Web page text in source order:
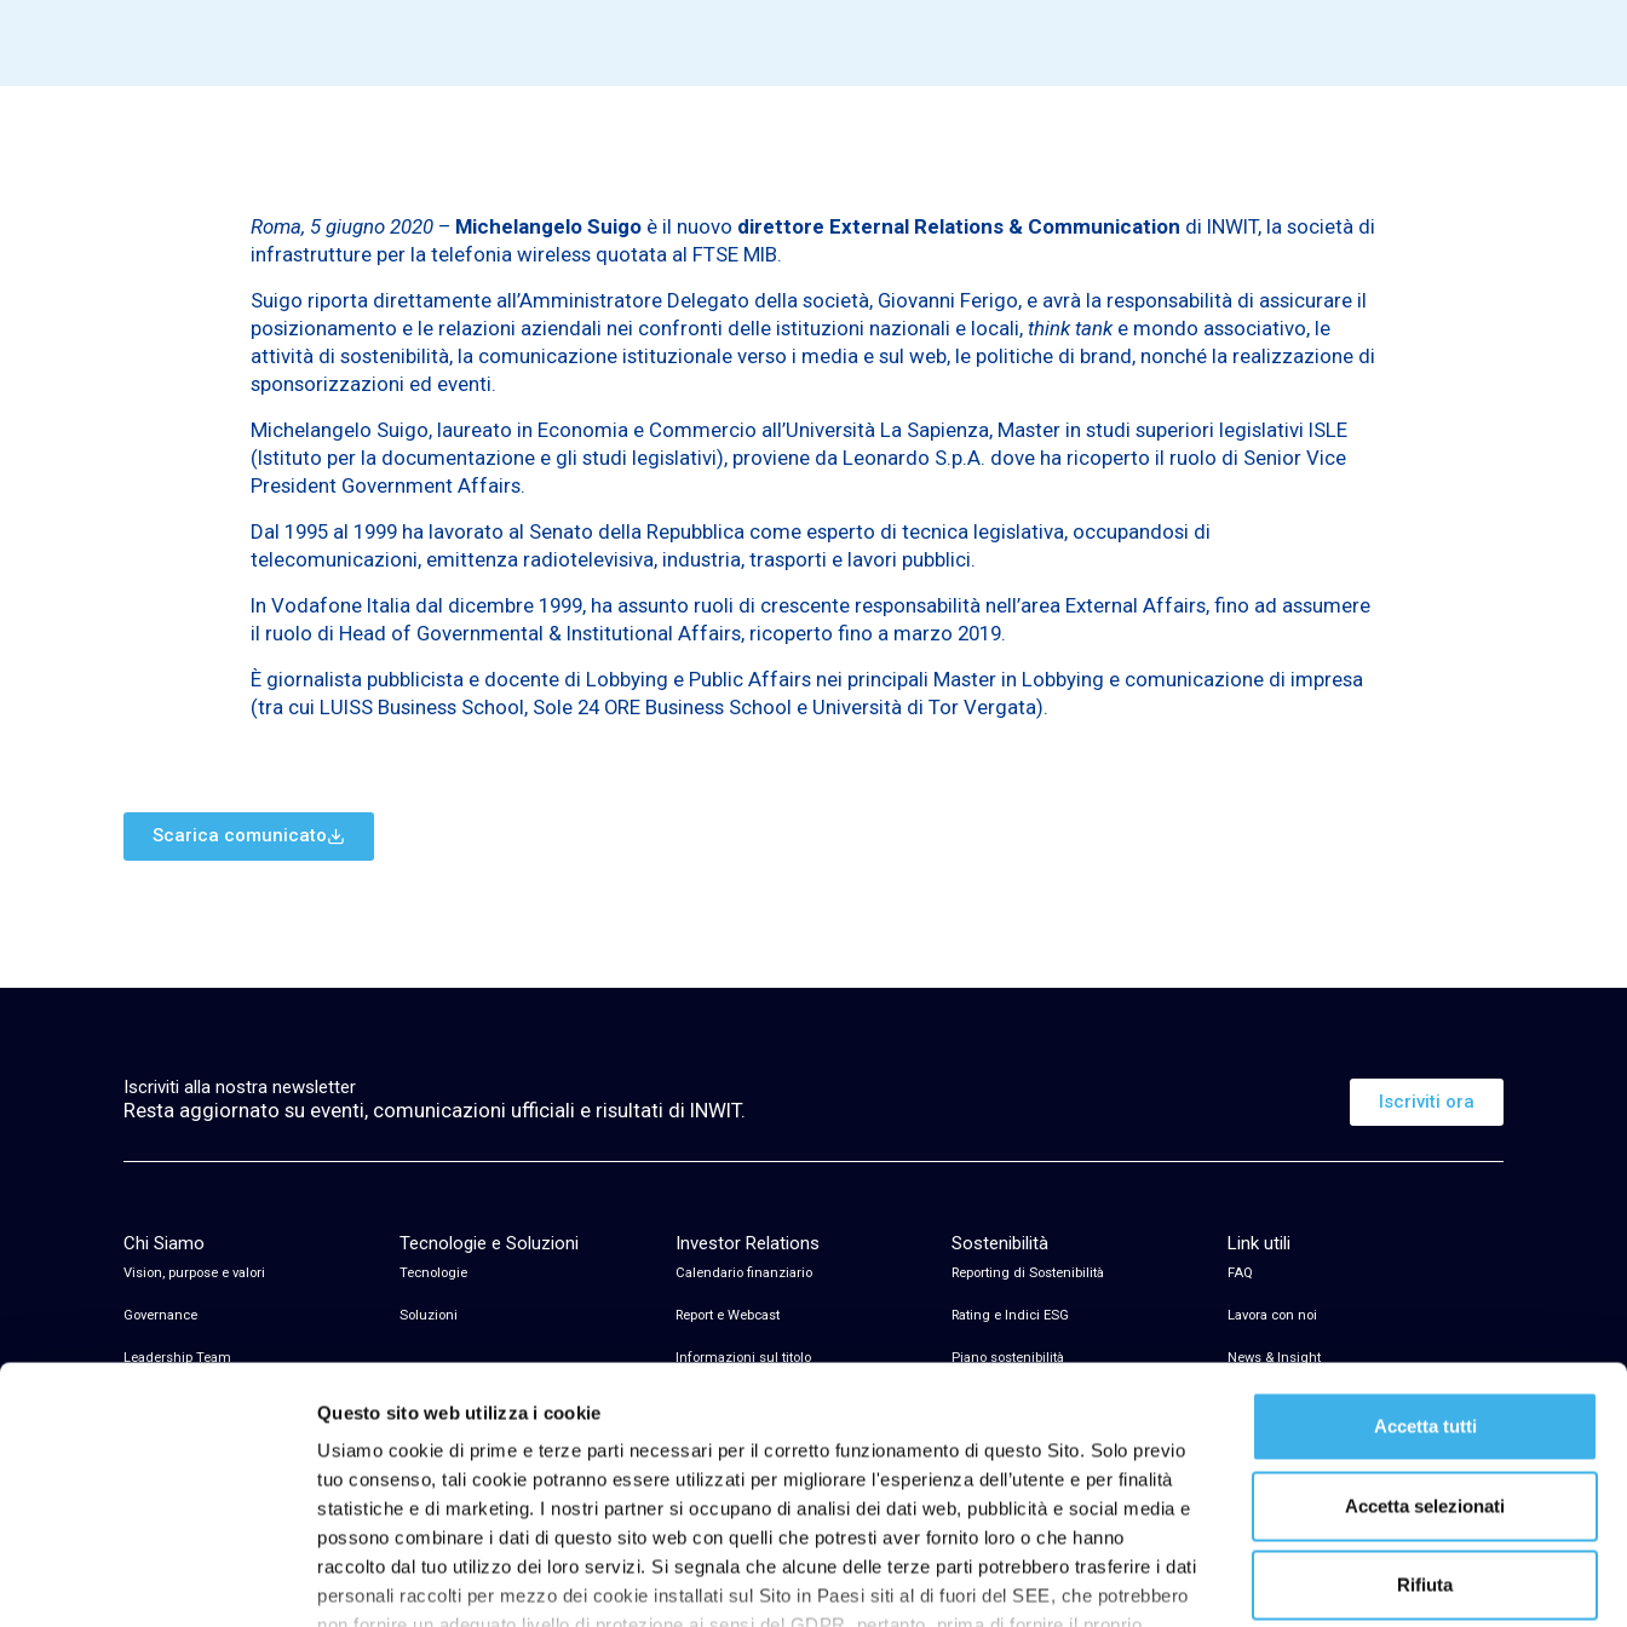
Questo sito web utilizza i cookie
Usiamo cookie di prime e terze parti necessari per il corretto funzionamento di questo Sito. Solo previo
tuo consenso, tali cookie potranno essere utilizzati per migliorare l'esperienza dell’utente e per finalità
statistiche e di marketing. I nostri partner si occupano di analisi dei dati web, pubblicità e social media e
possono combinare i dati di questo sito web con quelli che potresti aver fornito loro o che hanno
raccolto dal tuo utilizzo dei loro servizi. Si segnala che alcune delle terze parti potrebbero trasferire i dati
personali raccolti per mezzo dei cookie installati sul Sito in Paesi siti al di fuori del SEE, che potrebbero
Accetta tutti
Accetta selezionati
Rifiuta
Roma, 5 giugno 2020 – Michelangelo Suigo è il nuovo direttore External Relations & Communication di INWIT, la società di
infrastrutture per la telefonia wireless quotata al FTSE MIB.
Suigo riporta direttamente all’Amministratore Delegato della società, Giovanni Ferigo, e avrà la responsabilità di assicurare il
posizionamento e le relazioni aziendali nei confronti delle istituzioni nazionali e locali, think tanke mondo associativo, le
attività di sostenibilità, la comunicazione istituzionale verso i media e sul web, le politiche di brand, nonché la realizzazione di
sponsorizzazioni ed eventi.
Michelangelo Suigo, laureato in Economia e Commercio all’Università La Sapienza, Master in studi superiori legislativi ISLE
(Istituto per la documentazione e gli studi legislativi), proviene da Leonardo S.p.A. dove ha ricoperto il ruolo di Senior Vice
President Government Affairs.
Dal 1995 al 1999 ha lavorato al Senato della Repubblica come esperto di tecnica legislativa, occupandosi di
telecomunicazioni, emittenza radiotelevisiva, industria, trasporti e lavori pubblici.
In Vodafone Italia dal dicembre 1999, ha assunto ruoli di crescente responsabilità nell’area External Affairs, fino ad assumere
il ruolo di Head of Governmental & Institutional Affairs, ricoperto fino a marzo 2019.
È giornalista pubblicista e docente di Lobbying e Public Affairs nei principali Master in Lobbying e comunicazione di impresa
(tra cui LUISS Business School, Sole 24 ORE Business School e Università di Tor Vergata).
Scarica comunicato
Iscriviti alla nostra newsletter
Resta aggiornato su eventi, comunicazioni ufficiali e risultati di INWIT. Iscriviti ora
Chi Siamo
Vision, purpose e valori
Governance
Leadership Team
Tecnologie e Soluzioni
Tecnologie
Soluzioni
Investor Relations
Calendario finanziario
Report e Webcast
Informazioni sul titolo
Avvisi finanziari
Copertura Analisti e Consenso
Contatti Investor Relations
Sostenibilità
Reporting di Sostenibilità
Rating e Indici ESG
Piano sostenibilità
Link utili
FAQ
Lavora con noi
News & Insight
Servizio di firma elettronica
© 2026 Inwit – Infrastrutture Wireless Italiane Privacy & Cookie policy Note Legali Riferimenti Privacy Dichiarazione di accessibilità